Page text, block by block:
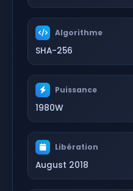
Algorithme
SHA-256
Puissance
1980W
Libération
August 2018